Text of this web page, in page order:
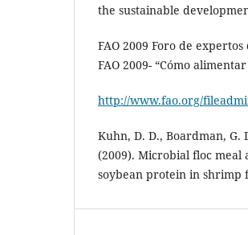
the sustainable
FAO 2009 Foro de
FAO 2009- “Cómo
http://www.fao.org/
Kuhn, D. D., Boardman, G.
(2009). Microbial floc
soybean protein in shrimp